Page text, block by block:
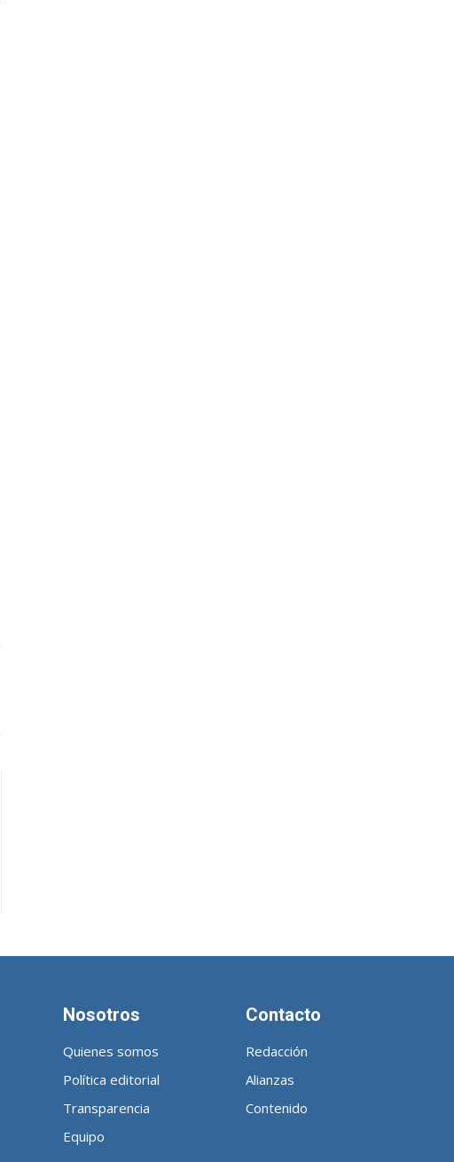
Nosotros
Quienes somos
Política editorial
Transparencia
Equipo
Contacto
Redacción
Alianzas
Contenido